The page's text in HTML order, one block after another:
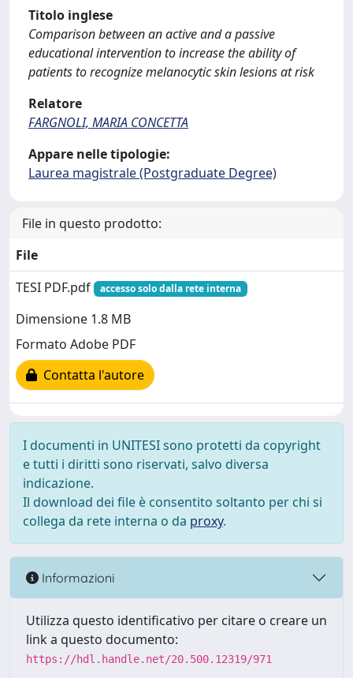
Titolo inglese
Comparison between an active and a passive
educational intervention to increase the ability of
patients to recognize melanocytic skin lesions at risk
Relatore
FARGNOLI, MARIA CONCETTA
Appare nelle tipologie:
Laurea magistrale (Postgraduate Degree)
File in questo prodotto:
File
TESI PDF.pdf
accesso solo dalla rete interna
Dimensione 1.8 MB
Formato Adobe PDF
Contatta l'autore
I documenti in UNITESI sono protetti da copyright
e tutti i diritti sono riservati, salvo diversa
indicazione.
Il download dei file è consentito soltanto per chi si
collega da rete interna o da proxy.
Informazioni
Utilizza questo identificativo per citare o creare un
link a questo documento:
https://hdl.handle.net/20.500.12319/971